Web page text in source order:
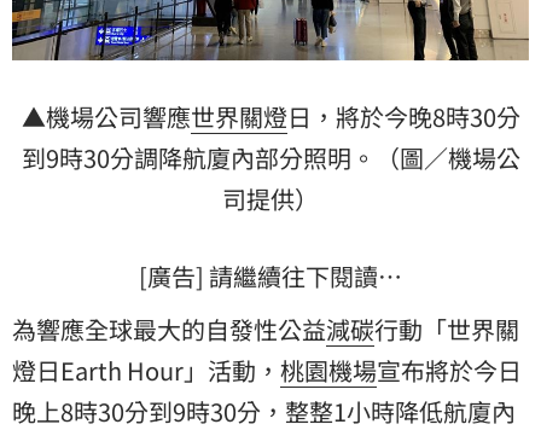
▲機場公司響應世界關燈日，將於今晚8時30分
到9時30分調降航廈內部分照明。（圖／機場公
司提供）
[廣告] 請繼續往下閱讀…
為響應全球最大的自發性公益減碳行動「世界關
燈日Earth Hour」活動， 桃園機場宣布將於今日
晚上8時30分到9時30分，整整1小時降低航廈內